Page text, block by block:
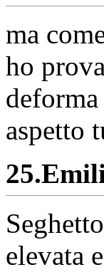
ma
ho
aspetto
25.
elevata